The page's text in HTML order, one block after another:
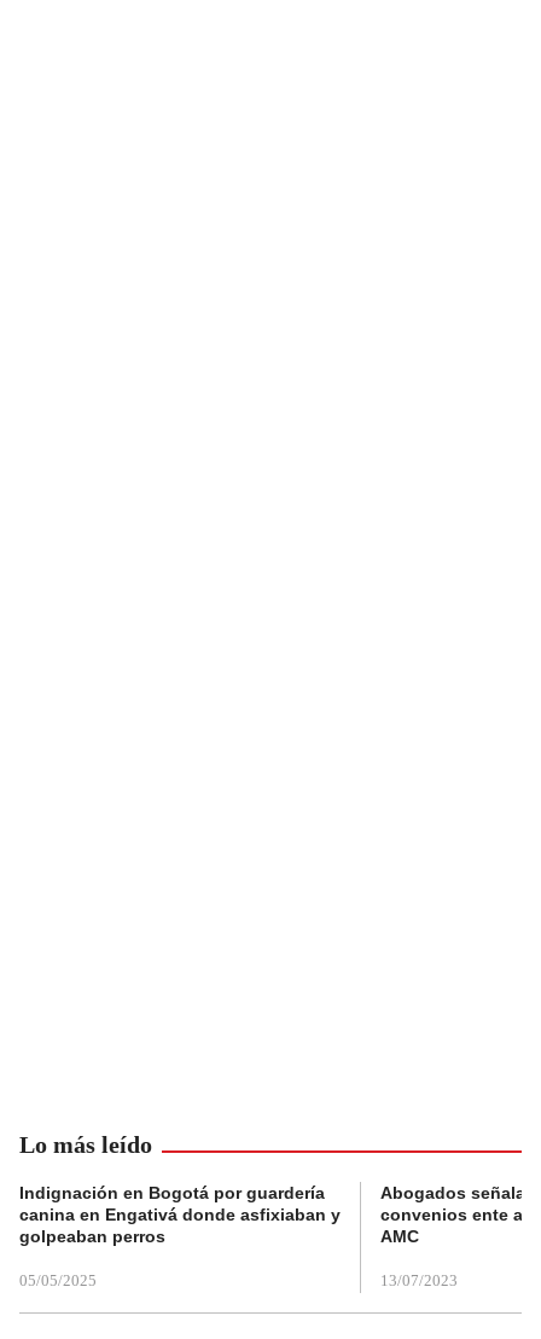
Lo más leído
Indignación en Bogotá por guardería
canina en Engativá donde asfixiaban y
golpeaban perros
05/05/2025
Abogados
convenios ente
AMC
13/07/2023